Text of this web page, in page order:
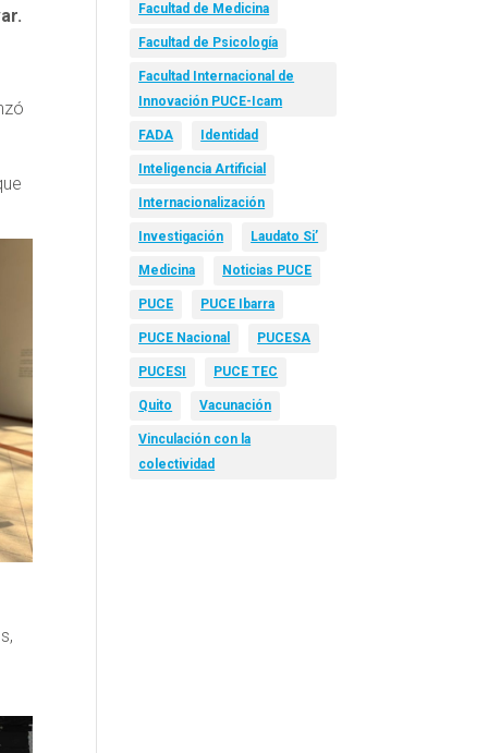
Facultad de Medicina
Facultad de Psicología
Facultad Internacional de
Innovación PUCE-Icam
FADA Identidad
Inteligencia Artificial
Internacionalización
Investigación Laudato Si’
Medicina Noticias PUCE
PUCE PUCE Ibarra
PUCE Nacional PUCESA
PUCESI PUCE TEC
Quito Vacunación
Vinculación con la
colectividad